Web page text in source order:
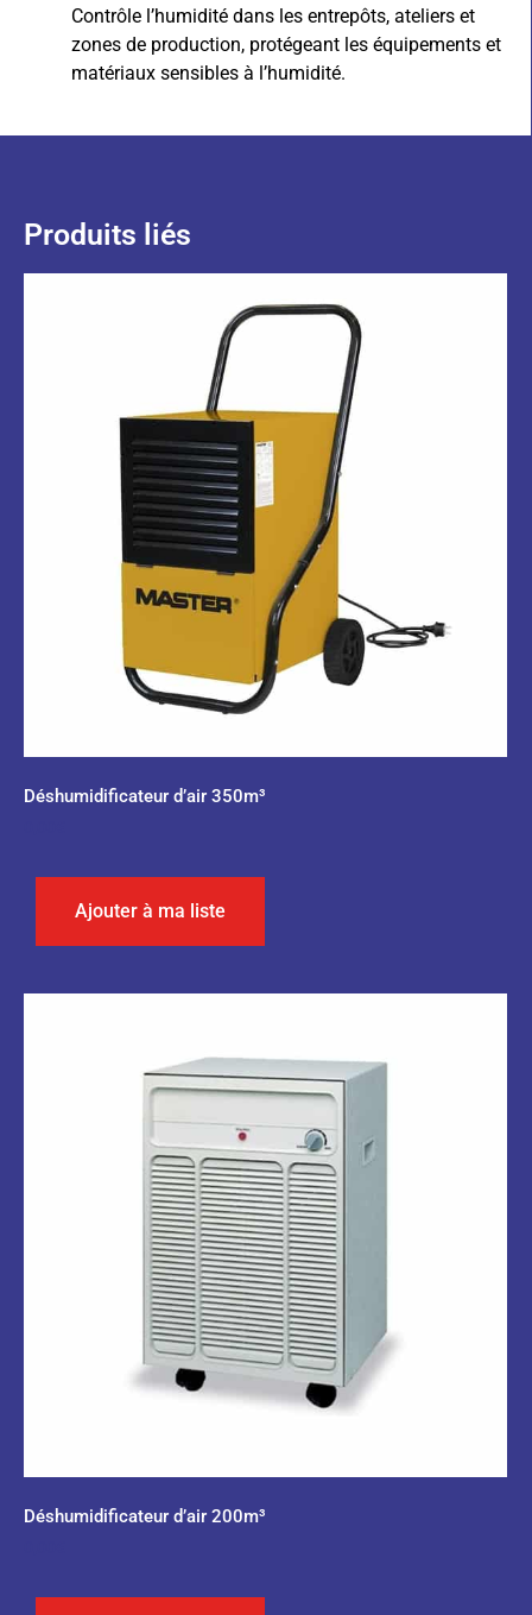
Contrôle l’humidité dans les entrepôts, ateliers et
zones de production, protégeant les équipements et
matériaux sensibles à l’humidité.
Produits liés
Déshumidificateur d’air 350m³
Ajouter à ma liste
Déshumidificateur d’air 200m³